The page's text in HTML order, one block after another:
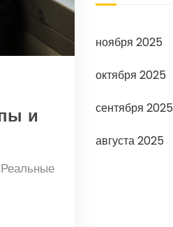
и
ноября 2025
октября 2025
сентября 2025
августа 2025